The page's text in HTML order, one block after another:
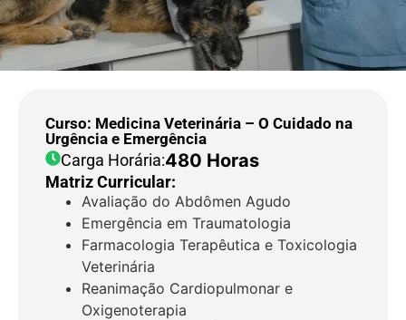
Curso: Medicina Veterinária – O Cuidado na
Urgência e Emergência
Carga Horária:480 Horas
Matriz Curricular:
Avaliação do Abdômen Agudo
Emergência em Traumatologia
Farmacologia Terapêutica e Toxicologia
Veterinária
Reanimação Cardiopulmonar e
Oxigenoterapia